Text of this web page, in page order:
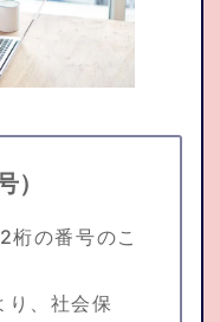
）
桁の番号のこ
り、社会保